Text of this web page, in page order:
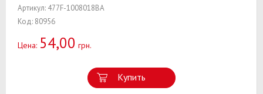
Артикул: 477F-1008018BA
Код: 80956
Цена: 54,00 грн.
Купить